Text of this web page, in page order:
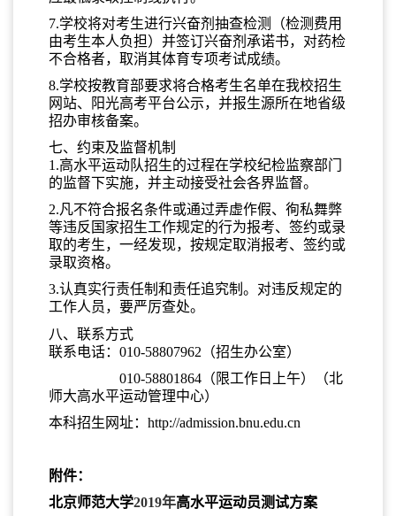
7.学校将对考生进行兴奋剂抽查检测（检测费用
由考生本人负担）并签订兴奋剂承诺书，对药检
不合格者，取消其体育专项考试成绩。
8.学校按教育部要求将合格考生名单在我校招生
网站、阳光高考平台公示，并报生源所在地省级
招办审核备案。
七、约束及监督机制
1.高水平运动队招生的过程在学校纪检监察部门
的监督下实施，并主动接受社会各界监督。
2.凡不符合报名条件或通过弄虚作假、徇私舞弊
等违反国家招生工作规定的行为报考、签约或录
取的考生，一经发现，按规定取消报考、签约或
录取资格。
3.认真实行责任制和责任追究制。对违反规定的
工作人员，要严厉查处。
八、联系方式
联系电话：010-58807962（招生办公室）
010-58801864（限工作日上午）（北
师大高水平运动管理中心）
本科招生网址：http://admission.bnu.edu.cn
附件：
北京师范大学2019年高水平运动员测试方案